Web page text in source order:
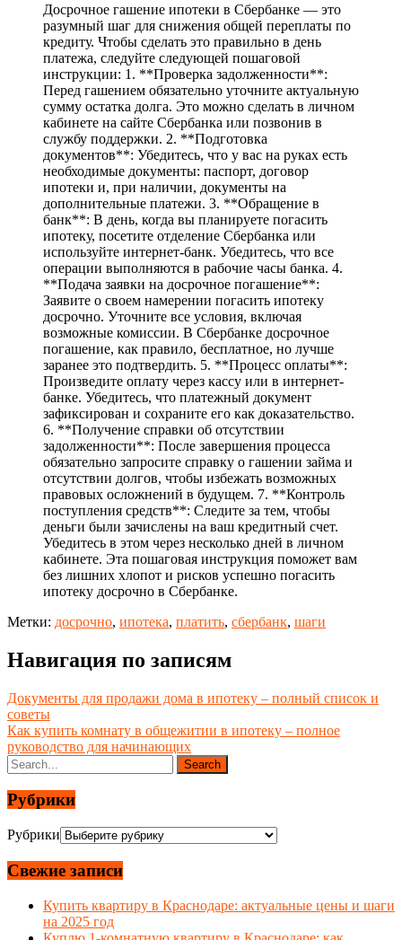
Досрочное гашение ипотеки в Сбербанке — это
разумный шаг для снижения общей переплаты по
кредиту. Чтобы сделать это правильно в день
платежа, следуйте следующей пошаговой
инструкции: 1. **Проверка задолженности**:
Перед гашением обязательно уточните актуальную
сумму остатка долга. Это можно сделать в личном
кабинете на сайте Сбербанка или позвонив в
службу поддержки. 2. **Подготовка
документов**: Убедитесь, что у вас на руках есть
необходимые документы: паспорт, договор
ипотеки и, при наличии, документы на
дополнительные платежи. 3. **Обращение в
банк**: В день, когда вы планируете погасить
ипотеку, посетите отделение Сбербанка или
используйте интернет-банк. Убедитесь, что все
операции выполняются в рабочие часы банка. 4.
**Подача заявки на досрочное погашение**:
Заявите о своем намерении погасить ипотеку
досрочно. Уточните все условия, включая
возможные комиссии. В Сбербанке досрочное
погашение, как правило, бесплатное, но лучше
заранее это подтвердить. 5. **Процесс оплаты**:
Произведите оплату через кассу или в интернет-
банке. Убедитесь, что платежный документ
зафиксирован и сохраните его как доказательство.
6. **Получение справки об отсутствии
задолженности**: После завершения процесса
обязательно запросите справку о гашении займа и
отсутствии долгов, чтобы избежать возможных
правовых осложнений в будущем. 7. **Контроль
поступления средств**: Следите за тем, чтобы
деньги были зачислены на ваш кредитный счет.
Убедитесь в этом через несколько дней в личном
кабинете. Эта пошаговая инструкция поможет вам
без лишних хлопот и рисков успешно погасить
ипотеку досрочно в Сбербанке.
Метки: досрочно, ипотека, платить, сбербанк, шаги
Навигация по записям
Документы для продажи дома в ипотеку – полный список и
советы
Как купить комнату в общежитии в ипотеку – полное
руководство для начинающих
Рубрики
Рубрики
Свежие записи
Купить квартиру в Краснодаре: актуальные цены и шаги
на 2025 год